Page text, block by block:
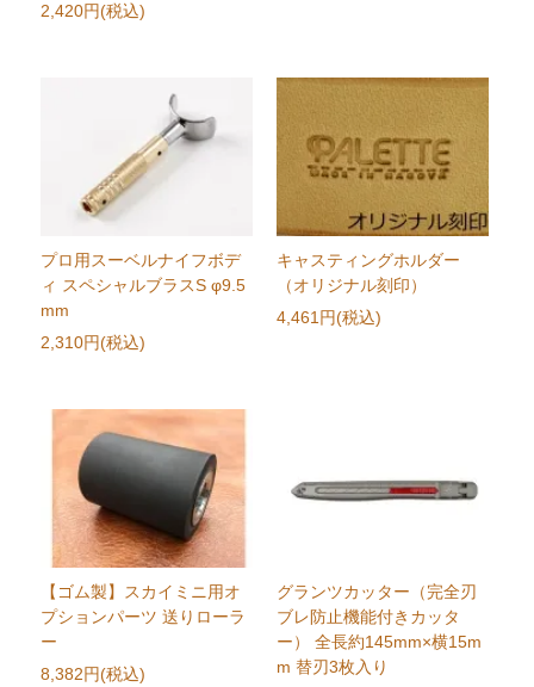
2,420円(税込)
プロ用スーベルナイフボデ
ィ スペシャルブラスS φ9.5
mm
2,310円(税込)
キャスティングホルダー
（オリジナル刻印）
4,461円(税込)
【ゴム製】スカイミニ用オ
プションパーツ 送りローラ
ー
8,382円(税込)
グランツカッター（完全刃
ブレ防止機能付きカッタ
ー） 全長約145mm×横15m
m 替刃3枚入り